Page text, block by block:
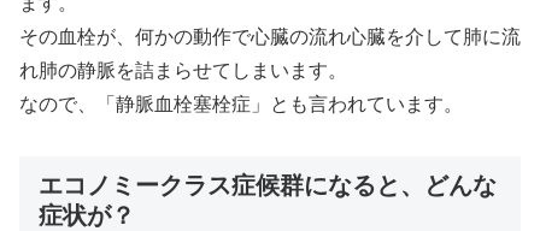
その血栓が、何かの動作で心臓の流れ心臓を介して肺に流
れ肺の静脈を詰まらせてしまいます。
なので、「静脈血栓塞栓症」とも言われています。
エコノミークラス症候群になると、どんな
症状が？